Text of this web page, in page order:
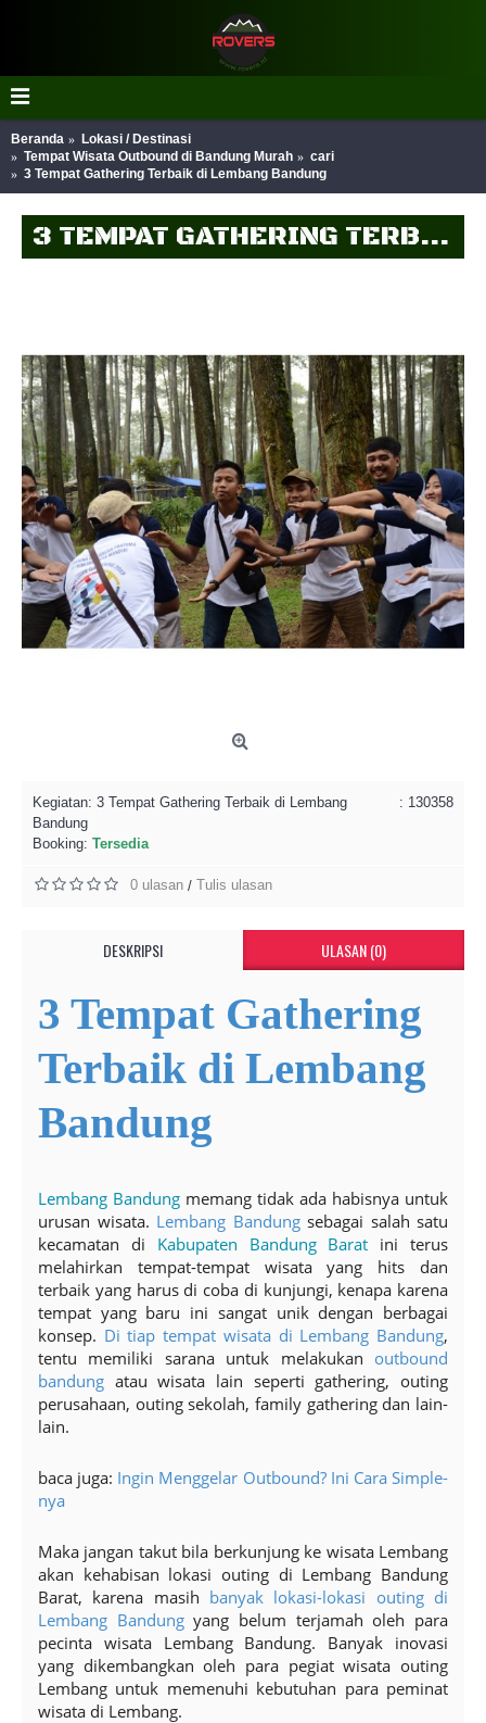
Beranda
Lokasi / Destinasi
Tempat Wisata Outbound di Bandung Murah
cari
3 Tempat Gathering Terbaik di Lembang Bandung
3 TEMPAT GATHERING TERBAIK DI LEMBANG BANDUNG
: 130358
Kegiatan: 3 Tempat Gathering Terbaik di Lembang
Bandung
Booking: Tersedia
0 ulasan / Tulis ulasan
DESKRIPSI ULASAN (0)
3 Tempat Gathering
Terbaik di Lembang
Bandung
Lembang Bandung memang tidak ada habisnya untuk
urusan wisata. Lembang Bandungsebagai salah satu
kecamatan di Kabupaten Bandung Barat ini terus
melahirkan tempat-tempat wisata yang hits dan
terbaik yang harus di coba di kunjungi, kenapa karena
tempat yang baru ini sangat unik dengan berbagai
konsep. Di tiap tempat wisata di Lembang Bandung,
tentu memiliki sarana untuk melakukan outbound
bandung atau wisata lain seperti gathering, outing
perusahaan, outing sekolah, family gathering dan lain-
lain.
baca juga: Ingin Menggelar Outbound? Ini Cara Simple-
nya
Maka jangan takut bila berkunjung ke wisata Lembang
akan kehabisan lokasi outing di Lembang Bandung
Barat, karena masih banyak lokasi-lokasi outing di
Lembang Bandungyang belum terjamah oleh para
pecinta wisata Lembang Bandung. Banyak inovasi
yang dikembangkan oleh para pegiat wisata outing
Lembang untuk memenuhi kebutuhan para peminat
wisata di Lembang.